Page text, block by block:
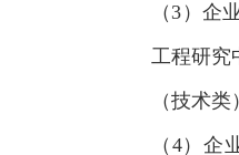
（3）企
工程研究
（技术
（4）